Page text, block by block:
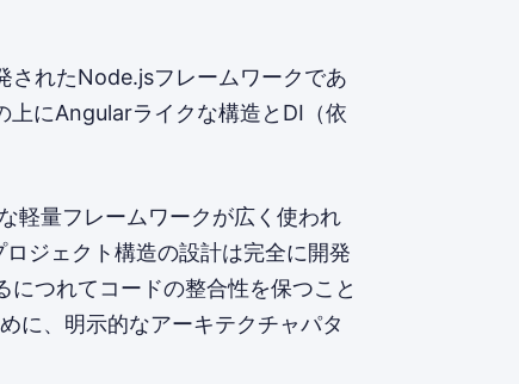
れたNode.jsフレームワークであ
にAngularライクな構造とDI（依
軽量フレームワークが広く使われ
ジェクト構造の設計は完全に開発
つれてコードの整合性を保つこと
に、明示的なアーキテクチャパタ